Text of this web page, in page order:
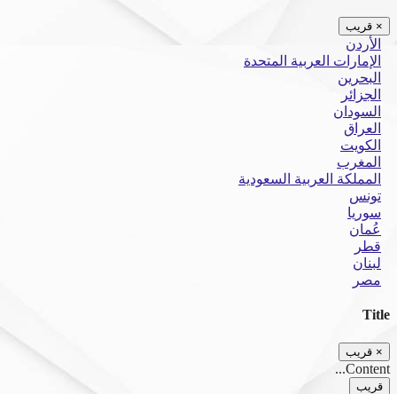
× قريب
الأردن
الإمارات العربية المتحدة
البحرين
الجزائر
السودان
العراق
الكويت
المغرب
المملكة العربية السعودية
تونس
سوريا
عُمان
قطر
لبنان
مصر
Title
× قريب
Content...
قريب